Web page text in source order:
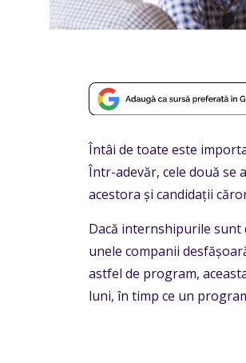
Întâi de toate este
Într-adevăr, cele două se
acestora și candidații
Dacă internshipurile
unele companii
astfel de program,
luni, în timp ce un